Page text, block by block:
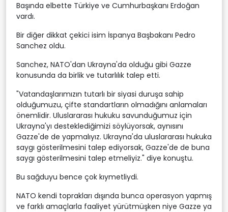
Başında elbette Türkiye ve Cumhurbaşkanı Erdoğan
vardı.
Bir diğer dikkat çekici isim İspanya Başbakanı Pedro
Sanchez oldu.
Sanchez, NATO'dan Ukrayna'da olduğu gibi Gazze
konusunda da birlik ve tutarlılık talep etti.
"Vatandaşlarımızın tutarlı bir siyasi duruşa sahip
olduğumuzu, çifte standartların olmadığını anlamaları
önemlidir. Uluslararası hukuku savunduğumuz için
Ukrayna'yı desteklediğimizi söylüyorsak, aynısını
Gazze'de de yapmalıyız. Ukrayna'da uluslararası hukuka
saygı gösterilmesini talep ediyorsak, Gazze'de de buna
saygı gösterilmesini talep etmeliyiz." diye konuştu.
Bu sağduyu bence çok kıymetliydi.
NATO kendi toprakları dışında bunca operasyon yapmış
ve farklı amaçlarla faaliyet yürütmüşken niye Gazze ya